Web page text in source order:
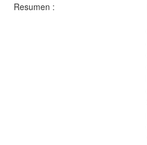
Resumen :